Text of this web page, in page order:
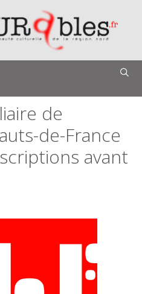
de
de-France
avant